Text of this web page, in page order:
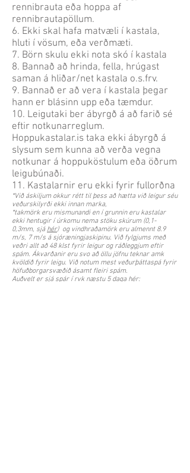
rennibrauta eða hoppa af
rennibrautapöllum.
6. Ekki skal hafa matvæli í kastala,
hluti í vösum, eða verðmæti.
7. Börn skulu ekki nota skó í kastala
8. Bannað að hrinda, fella, hrúgast
saman á hliðar/net kastala o.s.frv.
9. Bannað er að vera í kastala þegar
hann er blásinn upp eða tæmdur.
10. Leigutaki ber ábyrgð á að farið sé
eftir notkunarreglum.
Hoppukastalar.is taka ekki ábyrgð á
slysum sem kunna að verða vegna
notkunar á hoppuköstulum eða öðrum
leigubúnaði.
11 . Kastalarnir eru ekki fyrir fullorðna
*Við áskiljum okkur rétt til þess að hætta við leigur séu
veðurskilyrði ekki innan marka,
*takmörk eru mismunandi en í grunnin eru kastalar
ekki hentugir í úrkomu nema stöku skúrum (0,1-
0,3mm, sjá hér) og vindhraðamörk eru almennt 8.9
m/s, 7 m/s á sjóræningjaskipinu. Við fylgjums með
veðri allt að 48 klst fyrir leigur og ráðleggjum eftir
spám. Ákvarðanir eru svo að öllu jöfnu teknar amk
kvöldið fyrir leigu. Við notum mest veðurþáttaspá fyrir
höfuðborgarsvæðið ásamt fleiri spám.
Auðvelt er sjá spár í rvk næstu 5 daga hér: